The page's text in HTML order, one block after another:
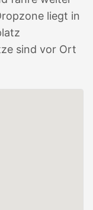
liegt in
sind vor Ort